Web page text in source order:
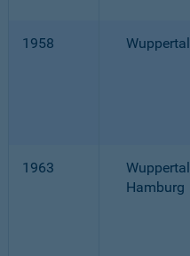
1958 Wuppertal
1963
Wuppertal
Hamburg